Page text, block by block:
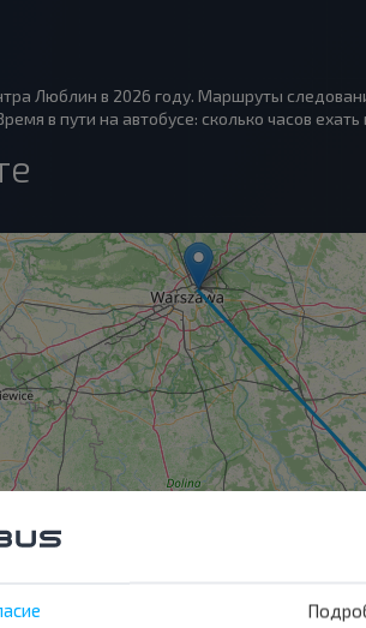
Люблин в 2026 году. Маршруты
в пути на автобусе: сколько часов